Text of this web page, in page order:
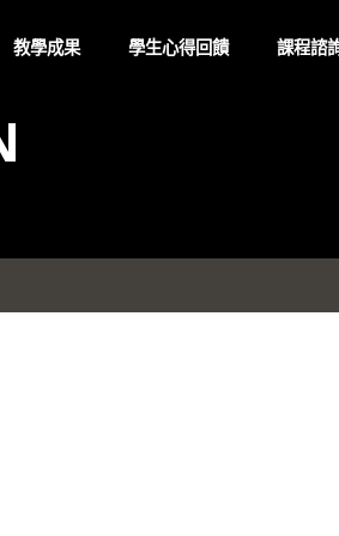
課
樂會
教學成果 學生心得回饋 課程諮